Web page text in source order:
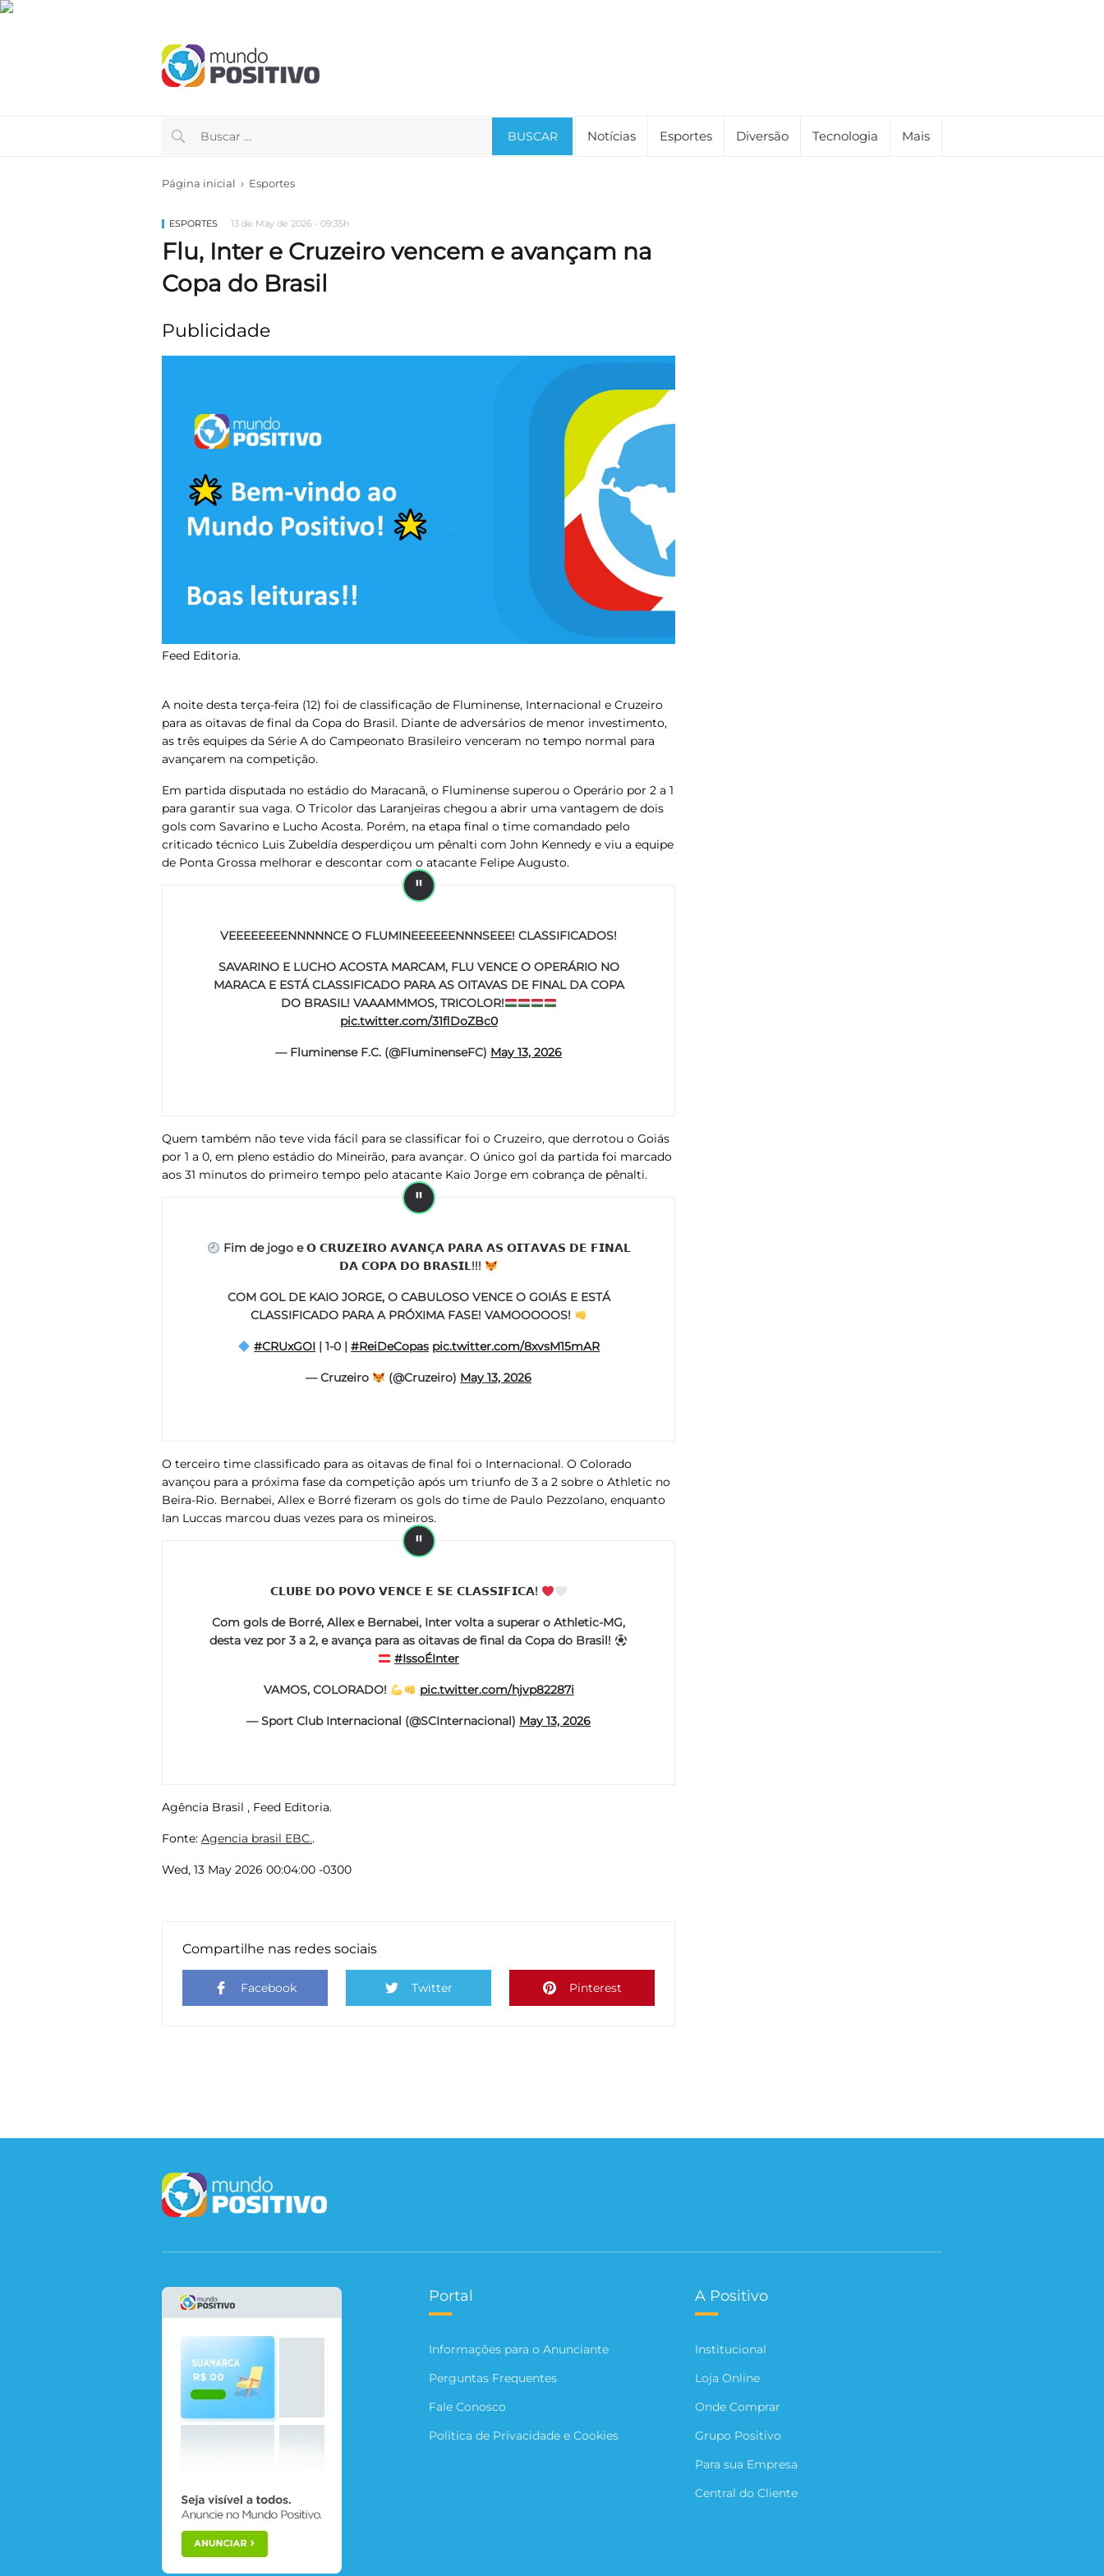
BUSCAR Notícias Esportes Diversão Tecnologia Mais
Página inicial › Esportes
ESPORTES 13 de May de 2026 - 09:35h
Flu, Inter e Cruzeiro vencem e avançam na
Copa do Brasil
Publicidade
Feed Editoria.
A noite desta terça-feira (12) foi de classificação de Fluminense, Internacional e Cruzeiro
para as oitavas de final da Copa do Brasil. Diante de adversários de menor investimento,
as três equipes da Série A do Campeonato Brasileiro venceram no tempo normal para
avançarem na competição.
Em partida disputada no estádio do Maracanã, o Fluminense superou o Operário por 2 a 1
para garantir sua vaga. O Tricolor das Laranjeiras chegou a abrir uma vantagem de dois
gols com Savarino e Lucho Acosta. Porém, na etapa final o time comandado pelo
criticado técnico Luis Zubeldía desperdiçou um pênalti com John Kennedy e viu a equipe
de Ponta Grossa melhorar e descontar com o atacante Felipe Augusto.
VEEEEEEEENNNNNCE O FLUMINEEEEEENNNSEEE! CLASSIFICADOS!
SAVARINO E LUCHO ACOSTA MARCAM, FLU VENCE O OPERÁRIO NO
MARACA E ESTÁ CLASSIFICADO PARA AS OITAVAS DE FINAL DA COPA
DO BRASIL! VAAAMMMOS, TRICOLOR!
pic.twitter.com/31flDoZBc0
— Fluminense F.C. (@FluminenseFC) May 13, 2026
Quem também não teve vida fácil para se classificar foi o Cruzeiro, que derrotou o Goiás
por 1 a 0, em pleno estádio do Mineirão, para avançar. O único gol da partida foi marcado
aos 31 minutos do primeiro tempo pelo atacante Kaio Jorge em cobrança de pênalti.
Fim de jogo e 𝗢 𝗖𝗥𝗨𝗭𝗘𝗜𝗥𝗢 𝗔𝗩𝗔𝗡𝗖̧𝗔 𝗣𝗔𝗥𝗔 𝗔𝗦 𝗢𝗜𝗧𝗔𝗩𝗔𝗦 𝗗𝗘 𝗙𝗜𝗡𝗔𝗟
𝗗𝗔 𝗖𝗢𝗣𝗔 𝗗𝗢 𝗕𝗥𝗔𝗦𝗜𝗟!!!
COM GOL DE KAIO JORGE, O CABULOSO VENCE O GOIÁS E ESTÁ
CLASSIFICADO PARA A PRÓXIMA FASE! VAMOOOOOS!
#CRUxGOI | 1-0 |#ReiDeCopas pic.twitter.com/8xvsM15mAR
— Cruzeiro (@Cruzeiro) May 13, 2026
O terceiro time classificado para as oitavas de final foi o Internacional. O Colorado
avançou para a próxima fase da competição após um triunfo de 3 a 2 sobre o Athletic no
Beira-Rio. Bernabei, Allex e Borré fizeram os gols do time de Paulo Pezzolano, enquanto
Ian Luccas marcou duas vezes para os mineiros.
𝗖𝗟𝗨𝗕𝗘 𝗗𝗢 𝗣𝗢𝗩𝗢 𝗩𝗘𝗡𝗖𝗘 𝗘 𝗦𝗘 𝗖𝗟𝗔𝗦𝗦𝗜𝗙𝗜𝗖𝗔!
Com gols de Borré, Allex e Bernabei, Inter volta a superar o Athletic-MG,
desta vez por 3 a 2, e avança para as oitavas de final da Copa do Brasil!
#IssoÉInter
VAMOS, COLORADO! pic.twitter.com/hjvp82287i
— Sport Club Internacional (@SCInternacional) May 13, 2026
Agência Brasil , Feed Editoria.
Fonte: Agencia brasil EBC..
Wed, 13 May 2026 00:04:00 -0300
Compartilhe nas redes sociais
Facebook Twitter Pinterest
Portal
Informações para o Anunciante
Perguntas Frequentes
Fale Conosco
Política de Privacidade e Cookies
A Positivo
Institucional
Loja Online
Onde Comprar
Grupo Positivo
Para sua Empresa
Central do Cliente